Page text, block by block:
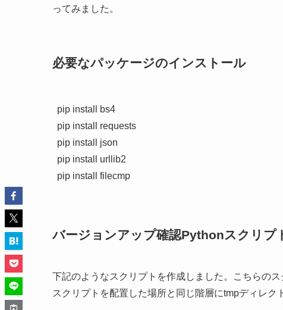
ってみました。
必要なパッケージのインストール
pip install bs4
pip install requests
pip install json
pip install urllib2
pip install filecmp
バージョンアップ確認Pythonスクリプ
下記のようなスクリプトを作成しました。こちらの
スクリプトを配置した場所と同じ階層にtmpディレク